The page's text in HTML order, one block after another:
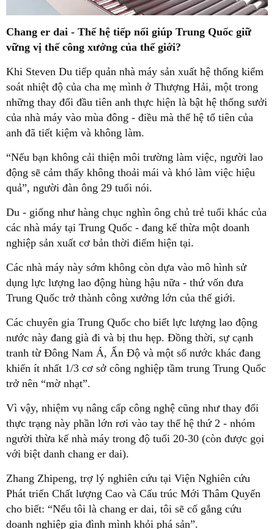
Chang er dai - Thế hệ tiếp nối giúp Trung Quốc giữ
vững vị thế công xưởng của thế giới?
Khi Steven Du tiếp quản nhà máy sản xuất hệ thống kiểm
soát nhiệt độ của cha mẹ mình ở Thượng Hải, một trong
những thay đổi đầu tiên anh thực hiện là bật hệ thống sưởi
của nhà máy vào mùa đông - điều mà thế hệ tổ tiên của
anh đã tiết kiệm và không làm.
“Nếu bạn không cải thiện môi trường làm việc, người lao
động sẽ cảm thấy không thoải mái và khó làm việc hiệu
quả”, người đàn ông 29 tuổi nói.
Du - giống như hàng chục nghìn ông chủ trẻ tuổi khác của
các nhà máy tại Trung Quốc - đang kế thừa một doanh
nghiệp sản xuất cơ bản thời điểm hiện tại.
Các nhà máy này sớm không còn dựa vào mô hình sử
dụng lực lượng lao động hùng hậu nữa - thứ vốn đưa
Trung Quốc trở thành công xưởng lớn của thế giới.
Các chuyên gia Trung Quốc cho biết lực lượng lao động
nước này đang già đi và bị thu hẹp. Đồng thời, sự cạnh
tranh từ Đông Nam Á, Ấn Độ và một số nước khác đang
khiến ít nhất 1/3 cơ sở công nghiệp tầm trung Trung Quốc
trở nên “mờ nhạt”.
Vì vậy, nhiệm vụ nâng cấp công nghệ cũng như thay đổi
thực trạng này phần lớn rơi vào tay thế hệ thứ 2 - nhóm
người thừa kế nhà máy trong độ tuổi 20-30 (còn được gọi
với biệt danh chang er dai).
Zhang Zhipeng, trợ lý nghiên cứu tại Viện Nghiên cứu
Phát triển Chất lượng Cao và Cấu trúc Mới Thâm Quyến
cho biết: “Nếu tôi là chang er dai, tôi sẽ cố gắng cứu
doanh nghiệp gia đình mình khỏi phá sản”.